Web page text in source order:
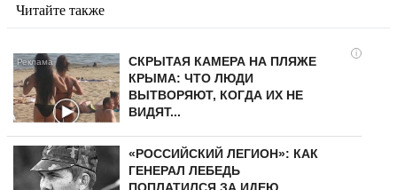
Читайте также
i
СКРЫТАЯ КАМЕРА НА ПЛЯЖЕ
КРЫМА: ЧТО ЛЮДИ
ВЫТВОРЯЮТ, КОГДА ИХ НЕ
ВИДЯТ...
«РОССИЙСКИЙ ЛЕГИОН»: КАК
ГЕНЕРАЛ ЛЕБЕДЬ